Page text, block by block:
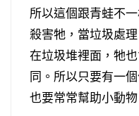
所以這個跟青蛙不
殺害牠，當垃圾處
在垃圾堆裡面，牠
同。所以只要有一
也要常常幫助小動物